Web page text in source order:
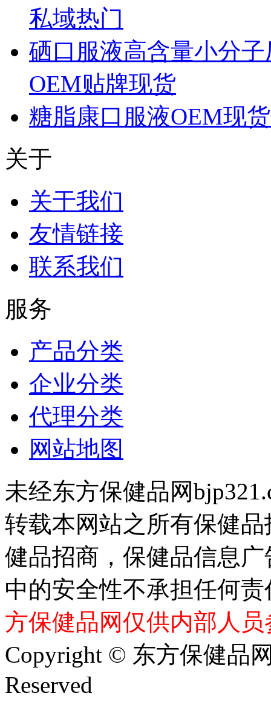
私域热门
硒口服液高含量小分
OEM贴牌现货
糖脂康口服液OEM现
关于
关于我们
友情链接
联系我们
服务
产品分类
企业分类
代理分类
网站地图
未经东方保健品网
转载本网站之所有保健
健品招商，保健品信息
中的安全性不承担任何
方保健品网仅供内部人
Copyright © 东方保健品
Reserved